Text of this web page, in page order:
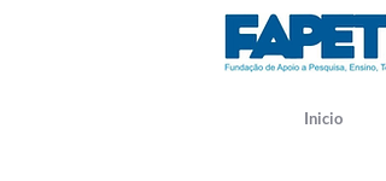
Inicio